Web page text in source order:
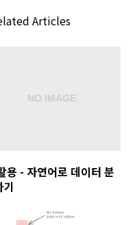
Articles
용 - 자연어로 데이터 분
기